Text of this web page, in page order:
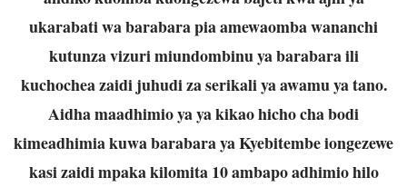
ukarabati wa barabara pia amewaomba wananchi
kutunza vizuri miundombinu ya barabara ili
kuchochea zaidi juhudi za serikali ya awamu ya tano.
Aidha maadhimio ya ya kikao hicho cha bodi
kimeadhimia kuwa barabara ya Kyebitembe iongezewe
kasi zaidi mpaka kilomita 10 ambapo adhimio hilo